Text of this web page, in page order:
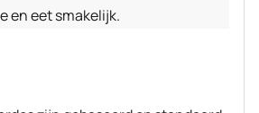
en eet smakelijk.